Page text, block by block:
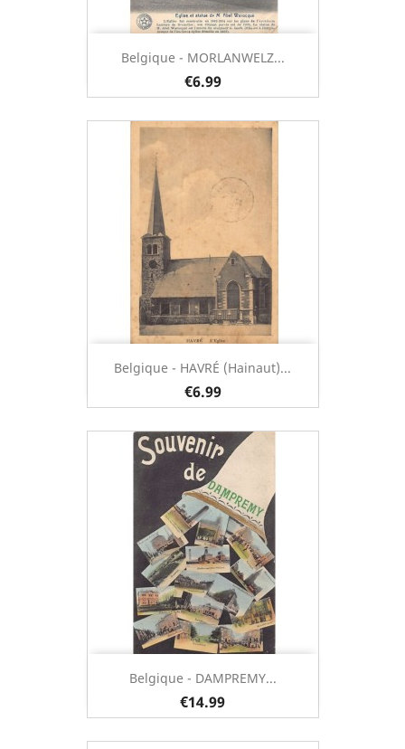
Belgique - MORLANWELZ...
€6.99
Belgique - HAVRÉ (Hainaut)...
€6.99
Belgique - DAMPREMY...
€14.99